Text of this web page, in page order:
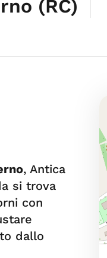
(RC)
, Antica
si trova
con
dallo